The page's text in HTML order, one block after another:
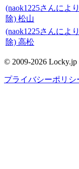
(naok1225さんによ
除) 松山
(naok1225さんによ
除) 高松
© 2009-2026 Locky.jp
プライバシーポリシ